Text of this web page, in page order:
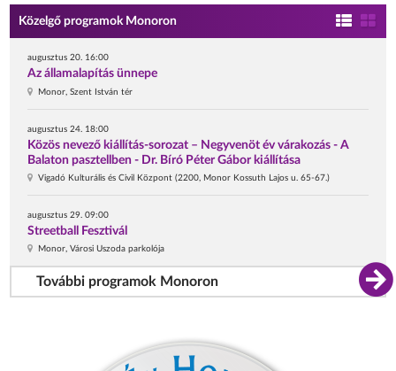
Közelgő programok Monoron
augusztus 20. 16:00
Az államalapítás ünnepe
Monor, Szent István tér
augusztus 24. 18:00
Közös nevező kiállítás-sorozat – Negyvenöt év várakozás - A
Balaton pasztellben - Dr. Bíró Péter Gábor kiállítása
Vigadó Kulturális és Civil Központ (2200, Monor Kossuth Lajos u. 65-67.)
augusztus 29. 09:00
Streetball Fesztivál
Monor, Városi Uszoda parkolója
További programok Monoron